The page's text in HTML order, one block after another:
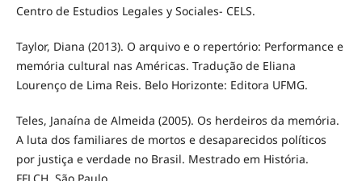
Centro de Estudios Legales y Sociales- CELS.
Taylor, Diana (2013). O arquivo e o repertório: Performance e
memória cultural nas Américas. Tradução de Eliana
Lourenço de Lima Reis. Belo Horizonte: Editora UFMG.
Teles, Janaína de Almeida (2005). Os herdeiros da memória.
A luta dos familiares de mortos e desaparecidos políticos
por justiça e verdade no Brasil. Mestrado em História.